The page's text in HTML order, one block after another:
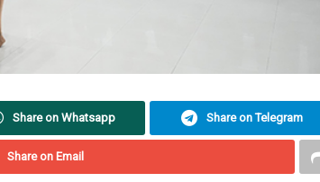
Share on Whatsapp Share on Telegram
Share on Email